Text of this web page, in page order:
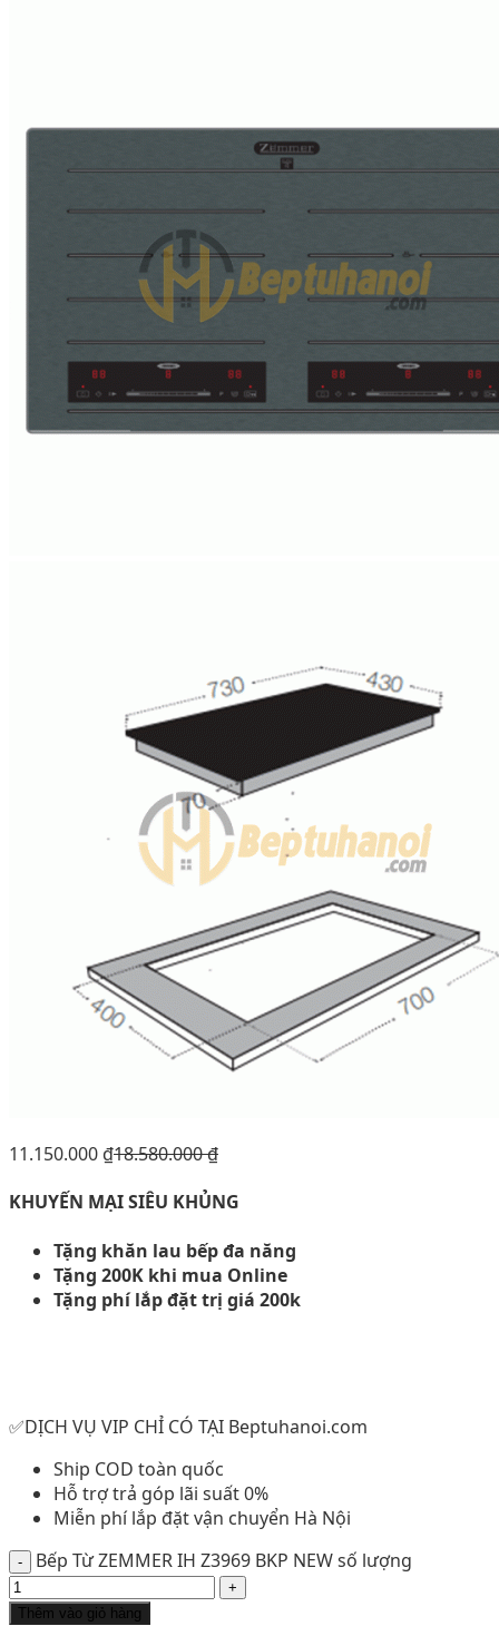
11.150.000 ₫18.580.000₫
KHUYẾN MẠI SIÊU KHỦNG
Tặng khăn lau bếp đa năng
Tặng 200K khi mua Online
Tặng phí lắp đặt trị giá 200k
✅DỊCH VỤ VIP CHỈ CÓ TẠI Beptuhanoi.com
Ship COD toàn quốc
Hỗ trợ trả góp lãi suất 0%
Miễn phí lắp đặt vận chuyển Hà Nội
Bếp Từ ZEMMER IH Z3969 BKP NEW số lượng
Thêm vào giỏ hàng